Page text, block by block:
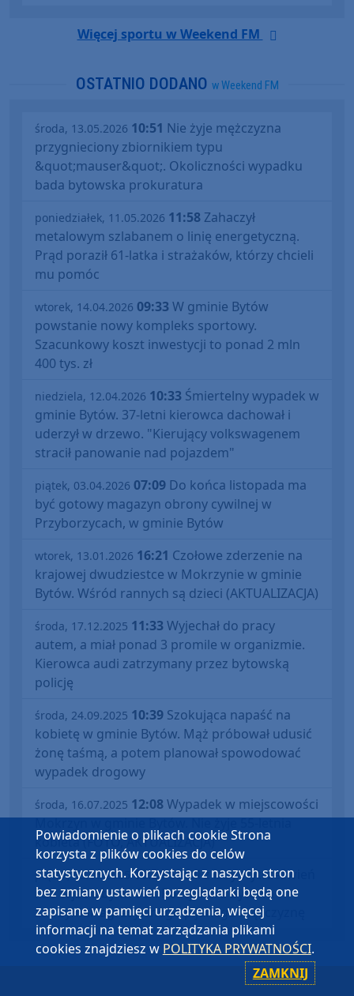
Więcej sportu w Weekend FM
OSTATNIO DODANO w Weekend FM
środa, 13.05.2026 10:51 Nie żyje mężczyzna
przygnieciony zbiornikiem typu
&quot;mauser&quot;. Okoliczności wypadku
bada bytowska prokuratura
poniedziałek, 11.05.2026 11:58 Zahaczył
metalowym szlabanem o linię energetyczną.
Prąd poraził 61-latka i strażaków, którzy chcieli
mu pomóc
wtorek, 14.04.2026 09:33W gminie Bytów
powstanie nowy kompleks sportowy.
Szacunkowy koszt inwestycji to ponad 2 mln
400 tys. zł
niedziela, 12.04.2026 10:33 Śmiertelny wypadek w
gminie Bytów. 37-letni kierowca dachował i
uderzył w drzewo. "Kierujący volkswagenem
stracił panowanie nad pojazdem"
piątek, 03.04.2026 07:09 Do końca listopada ma
być gotowy magazyn obrony cywilnej w
Przyborzycach, w gminie Bytów
wtorek, 13.01.2026 16:21 Czołowe zderzenie na
krajowej dwudziestce w Mokrzynie w gminie
Bytów. Wśród rannych są dzieci (AKTUALIZACJA)
środa, 17.12.2025 11:33Wyjechał do pracy
autem, a miał ponad 3 promile w organizmie.
Kierowca audi zatrzymany przez bytowską
policję
środa, 24.09.2025 10:39 Szokująca napaść na
kobietę w gminie Bytów. Mąż próbował udusić
żonę taśmą, a potem planował spowodować
wypadek drogowy
środa, 16.07.2025 12:08Wypadek w miejscowości
Mokrzyn w gminie Bytów. Nie żyje 55-letnia
kobieta (FOTO, AKTUALIZACJA)
piątek, 13.06.2025 10:21Szedł z izby wytrzeźwień
i do tejże izby wrócił. Policjanci z Bytowa
zatrzymali agresywnego pijanego mężczyznę
Powiadomienie o plikach cookie Strona
korzysta z plików cookies do celów
statystycznych. Korzystając z naszych stron
bez zmiany ustawień przeglądarki będą one
zapisane w pamięci urządzenia, więcej
informacji na temat zarządzania plikami
cookies znajdziesz w POLITYKA PRYWATNOŚCI.
ZAMKNIJ